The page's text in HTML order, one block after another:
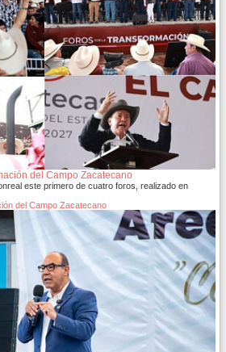
del Campo Zacatecano
este primero de cuatro foros, realizado en
del Campo Zacatecano